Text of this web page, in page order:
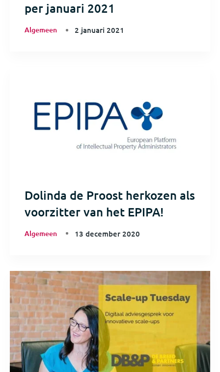
per januari 2021
Algemeen 2 januari 2021
Dolinda de Proost herkozen als
voorzitter van het EPIPA!
Algemeen 13 december 2020